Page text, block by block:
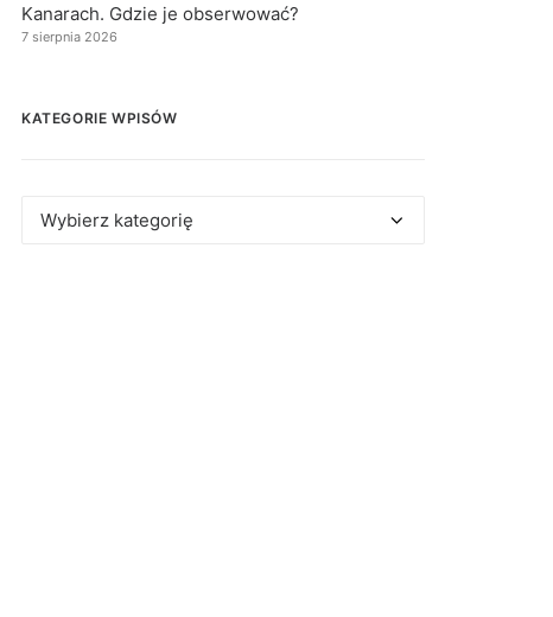
Kanarach. Gdzie je obserwować?
7 sierpnia 2026
KATEGORIE WPISÓW
Kategorie